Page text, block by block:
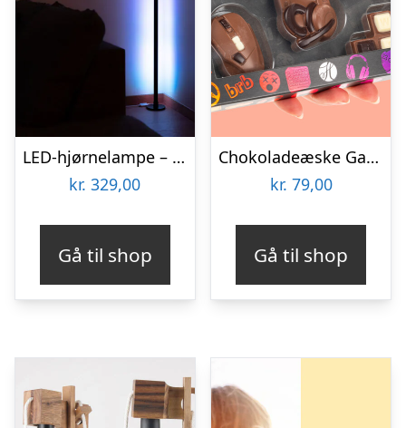
LED-hjørnelampe – Vooni
kr. 329,00
Gå til shop
Chokoladeæske Gaming
kr. 79,00
Gå til shop